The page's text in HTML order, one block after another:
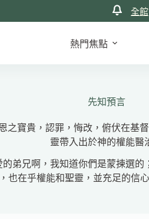
全館
熱門焦點
先知預言
寶貴，認罪，悔改，俯伏在基
靈帶入出於神的權能醫
的弟兄啊，我知道你們是蒙揀選
也在乎權能和聖靈，並充足的信